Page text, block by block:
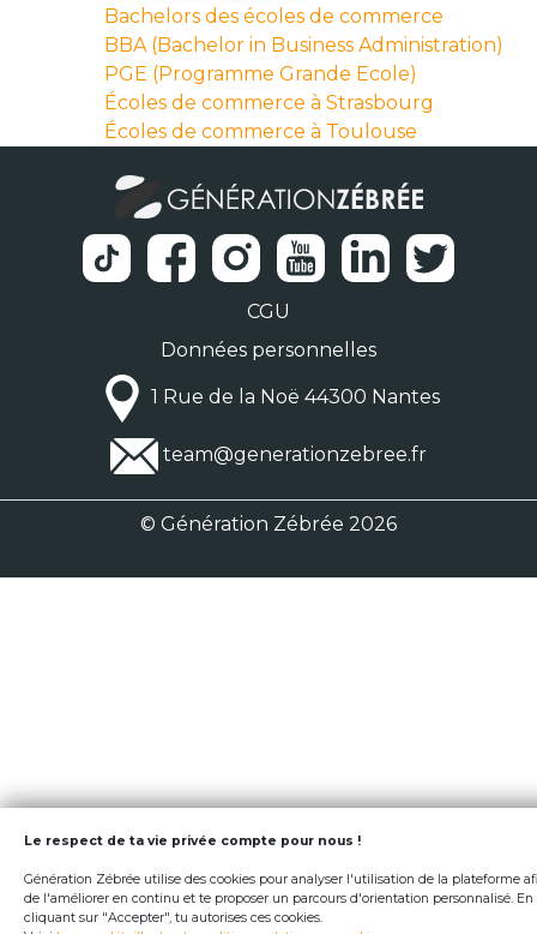
Bachelors des écoles de commerce
BBA (Bachelor in Business Administration)
PGE (Programme Grande Ecole)
Écoles de commerce à Strasbourg
Écoles de commerce à Toulouse
CGU
Données personnelles
1 Rue de la Noë 44300 Nantes
team@generationzebree.fr
© Génération Zébrée 2026
Le respect de ta vie privée compte pour nous !
Génération Zébrée utilise des cookies pour analyser l'utilisation de la plateforme
de l'améliorer en continu et te proposer un parcours d'orientation personnalisé. En
cliquant sur "Accepter", tu autorises ces cookies.